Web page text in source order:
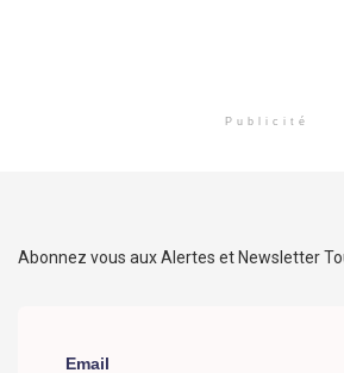
Publicité
Abonnez vous aux Alertes et Newsletter
Email